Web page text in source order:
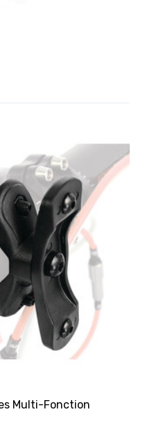
Multi-Fonction